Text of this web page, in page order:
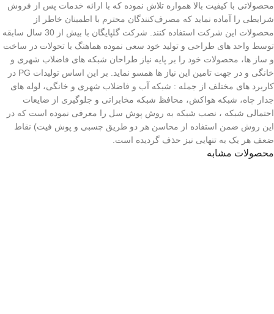
محصولاتی با کیفیت بالا همواره تلاش نموده که با ارائه خدمات پس‌ از فروش
شرایطی را آماده نماید که مصرف‌کنندگان محترم با اطمینان خاطر از
محصولات این شرکت استفاده کنند. شرکت گلپایگان با بیش از 30 سال سابقه
توسط واحد های طراحی و تولید خود سعی نموده هماهنگ با تحولات در ساخت
و ساز ها، محصولات خود را بر پایه نیاز طراحان شبکه های فاضلاب شهری و
خانگی و در جهت تامین این نیاز ها همسو نماید. بر این اساس تولیدات PG در
کاربرد های مختلف از جمله : شبکه آب و فاضلاب شهری و خانگی، لوله های
جدار چاه، شبکه هواکش، محافظ شبکه مخابراتی و جلوگیری از ضایعات
احتمالی شبکه ، نصب شبکه به روش پوش سل را معرفی نموده است که در
این روش ضمن استفاده از محاسن هر دو طریق چسبی و پوش فیت) نقاط
ضعف هر یک به تنهایی نیز حذف گردیده است.
محصولات مشابه